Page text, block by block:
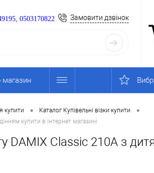
0503170822 Замовити дзвінок
магазин
купити • Каталог Купівельні візки купити •
купити в інтернет магазині
DAMIX Classic 210A з